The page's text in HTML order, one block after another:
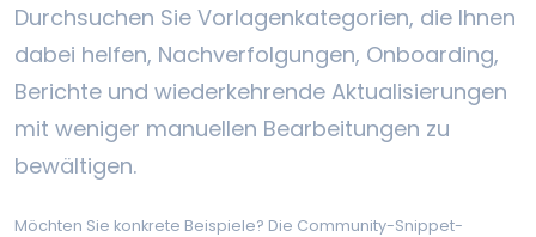
Durchsuchen Sie Vorlagenkategorien, die Ihnen
dabei helfen, Nachverfolgungen, Onboarding,
Berichte und wiederkehrende Aktualisierungen
mit weniger manuellen Bearbeitungen zu
bewältigen.
Möchten Sie konkrete Beispiele? Die Community-Snippet-